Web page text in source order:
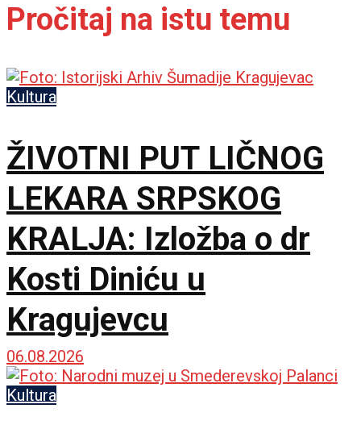
Pročitaj na istu temu
Kultura
ŽIVOTNI PUT LIČNOG
LEKARA SRPSKOG
KRALJA: Izložba o dr
Kosti Diniću u
Kragujevcu
06.08.2026
Kultura